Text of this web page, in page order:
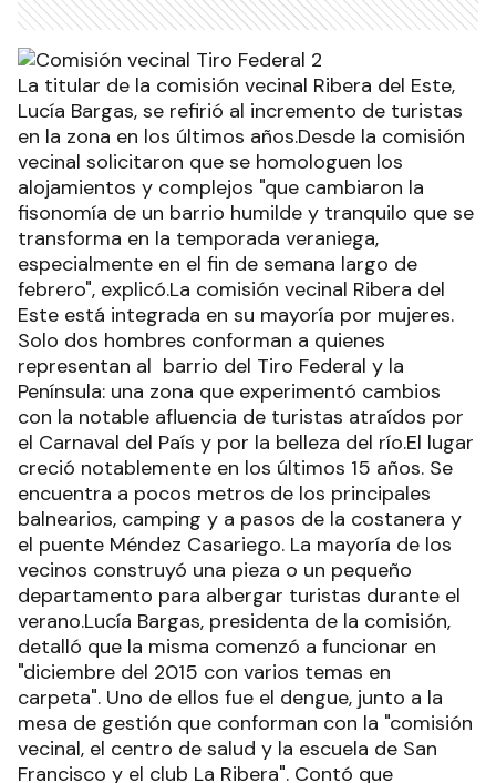
La titular de la comisión vecinal Ribera del Este,
Lucía Bargas, se refirió al incremento de turistas
en la zona en los últimos años.Desde la comisión
vecinal solicitaron que se homologuen los
alojamientos y complejos "que cambiaron la
fisonomía de un barrio humilde y tranquilo que se
transforma en la temporada veraniega,
especialmente en el fin de semana largo de
febrero", explicó.La comisión vecinal Ribera del
Este está integrada en su mayoría por mujeres.
Solo dos hombres conforman a quienes
representan al barrio del Tiro Federal y la
Península: una zona que experimentó cambios
con la notable afluencia de turistas atraídos por
el Carnaval del País y por la belleza del río.El lugar
creció notablemente en los últimos 15 años. Se
encuentra a pocos metros de los principales
balnearios, camping y a pasos de la costanera y
el puente Méndez Casariego. La mayoría de los
vecinos construyó una pieza o un pequeño
departamento para albergar turistas durante el
verano.Lucía Bargas, presidenta de la comisión,
detalló que la misma comenzó a funcionar en
"diciembre del 2015 con varios temas en
carpeta". Uno de ellos fue el dengue, junto a la
mesa de gestión que conforman con la "comisión
vecinal, el centro de salud y la escuela de San
Francisco y el club La Ribera". Contó que